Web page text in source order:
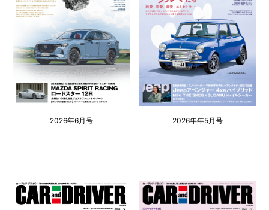
2026年6月号 2026年年5月号